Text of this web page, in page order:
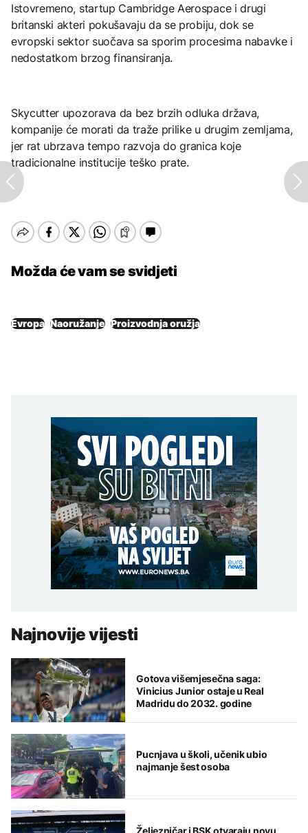
Istovremeno, startup Cambridge Aerospace i drugi
britanski akteri pokušavaju da se probiju, dok se
evropski sektor suočava sa sporim procesima nabavke i
nedostatkom brzog finansiranja.
Skycutter upozorava da bez brzih odluka država,
kompanije će morati da traže prilike u drugim zemljama,
jer rat ubrzava tempo razvoja do granica koje
tradicionalne institucije teško prate.
Možda će vam se svidjeti
Evropa Naoružanje Proizvodnja oružja
Najnovije vijesti
Gotova višemjesečna saga:
Vinicius Junior ostaje u Real
Madridu do 2032. godine
Pucnjava u školi, učenik ubio
najmanje šest osoba
Željezničar i BSK otvaraju novu